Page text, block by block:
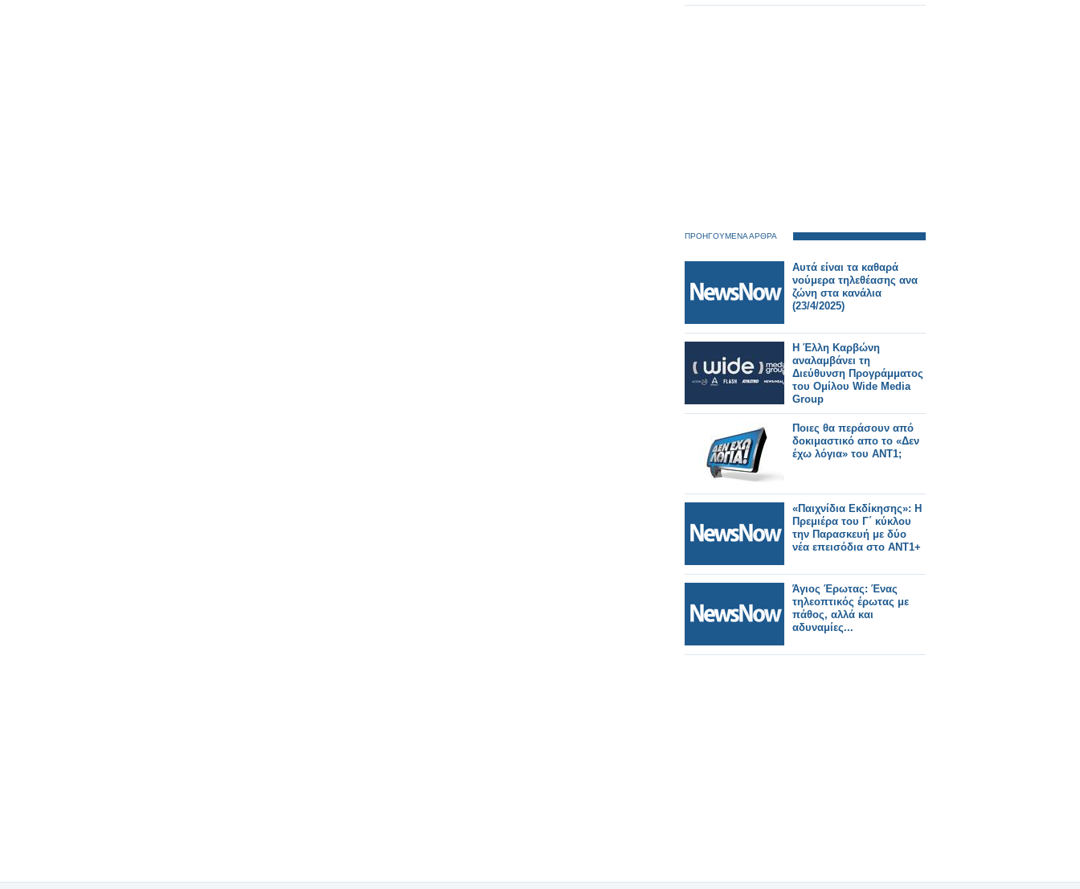
ΠΡΟΗΓΟΥΜΕΝΑ ΑΡΘΡΑ
Αυτά είναι τα καθαρά
νούμερα τηλεθέασης ανα
ζώνη στα κανάλια
(23/4/2025)
Η Έλλη Καρβώνη
αναλαμβάνει τη
Διεύθυνση Προγράμματος
του Ομίλου Wide Media
Group
Ποιες θα περάσουν από
δοκιμαστικό απο το «Δεν
έχω λόγια» του ΑΝΤ1;
«Παιχνίδια Εκδίκησης»: Η
Πρεμιέρα του Γ΄ κύκλου
την Παρασκευή με δύο
νέα επεισόδια στο ΑΝΤ1+
Άγιος Έρωτας: Ένας
τηλεοπτικός έρωτας με
πάθος, αλλά και
αδυναμίες...